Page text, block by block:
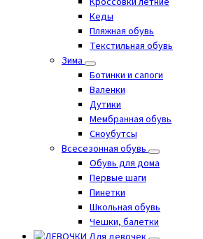
Кеды
Пляжная обувь
Текстильная обувь
Зима
Ботинки и сапоги
Валенки
Дутики
Мембранная обувь
Сноубутсы
Всесезонная обувь
Обувь для дома
Первые шаги
Пинетки
Школьная обувь
Чешки, балетки